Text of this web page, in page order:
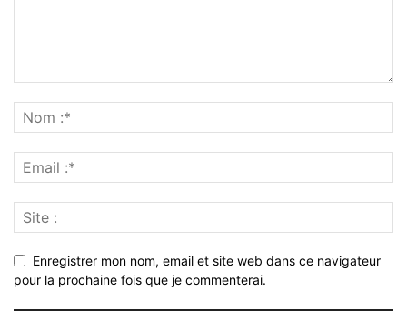
Enregistrer mon nom, email et site web dans ce navigateur
pour la prochaine fois que je commenterai.